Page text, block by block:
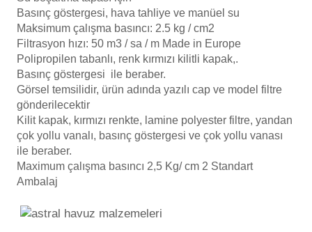
e Pool Expert
Havuz Filtre
Havuz Kış Kimyasalı
Kalsiyum Hipoklorit
Süper Pool
Tuz
Endüstriyel Blower
Ayak Havuzu
Bahçe Havuz
Havuz Robotu Yedek
Basınç göstergesi, hava tahliye ve manüel su
Maksimum çalışma basıncı: 2.5 kg / cm2
Filtrasyon hızı: 50 m3 / sa / m Made in Europe
Polipropilen tabanlı, renk kırmızı kilitli kapak,.
Basınç göstergesi ile beraber.
Görsel temsilidir, ürün adında yazılı cap ve model filtre
gönderilecektir
Kilit kapak, kırmızı renkte, lamine polyester filtre, yandan
çok yollu vanalı, basınç göstergesi ve çok yollu vanası
ile beraber.
Maximum çalışma basıncı 2,5 Kg/ cm 2 Standart
Ambalaj